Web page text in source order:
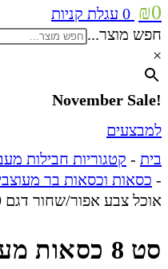
₪0
0 עגלת קניות
חפש מוצר...
×
!November Sale
למבצעים
בית - קטגוריות חבילות
- כסאות וכסאות בר
אוכל צבע אפור/שחור דגם 1219
סט 8